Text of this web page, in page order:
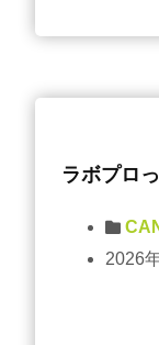
ラボプロ
2026